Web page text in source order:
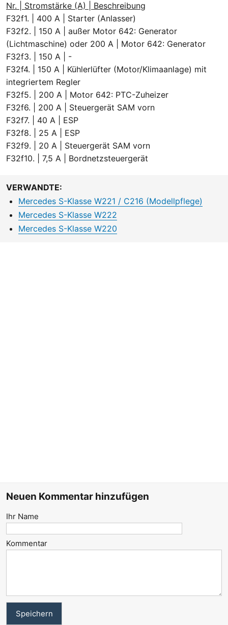
Nr. | Stromstärke (A) | Beschreibung
F32f1. | 400 A | Starter (Anlasser)
F32f2. | 150 A | außer Motor 642: Generator
(Lichtmaschine) oder 200 A | Motor 642: Generator
F32f3. | 150 A | -
F32f4. | 150 A | Kühlerlüfter (Motor/Klimaanlage) mit
integriertem Regler
F32f5. | 200 A | Motor 642: PTC-Zuheizer
F32f6. | 200 A | Steuergerät SAM vorn
F32f7. | 40 A | ESP
F32f8. | 25 A | ESP
F32f9. | 20 A | Steuergerät SAM vorn
F32f10. | 7,5 A | Bordnetzsteuergerät
VERWANDTE:
Mercedes S-Klasse W221 / C216 (Modellpflege)
Mercedes S-Klasse W222
Mercedes S-Klasse W220
Neuen Kommentar hinzufügen
Ihr Name
Kommentar